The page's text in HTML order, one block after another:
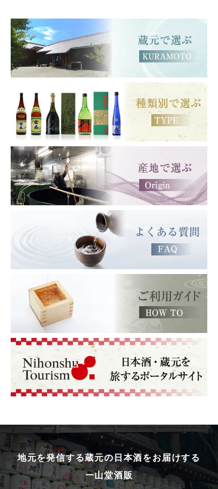
地元を発信する蔵元の日本酒をお届けする
一山堂酒販